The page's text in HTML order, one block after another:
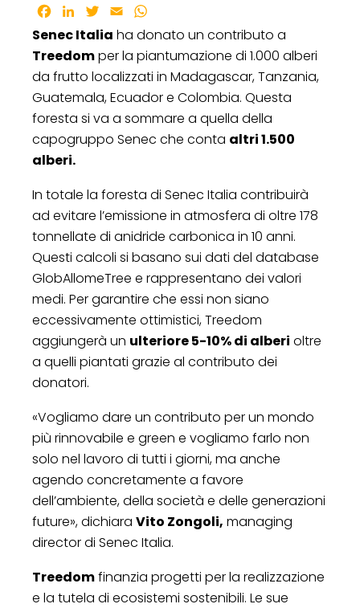
Facebook
LinkedInTwitter
Email
Senec Italia ha donato un contributo a
Treedomper la piantumazione di 1.000 alberi
da frutto localizzati in Madagascar, Tanzania,
Guatemala, Ecuador e Colombia. Questa
foresta si va a sommare a quella della
capogruppo Senec che conta altri 1.500
alberi.
In totale la foresta di Senec Italia contribuirà
ad evitare l’emissione in atmosfera di oltre 178
tonnellate di anidride carbonica in 10 anni.
Questi calcoli si basano sui dati del database
GlobAllomeTree e rappresentano dei valori
medi. Per garantire che essi non siano
eccessivamente ottimistici, Treedom
aggiungerà un ulteriore 5-10% di alberi oltre
a quelli piantati grazie al contributo dei
donatori.
«Vogliamo dare un contributo per un mondo
più rinnovabile e green e vogliamo farlo non
solo nel lavoro di tutti i giorni, ma anche
agendo concretamente a favore
dell’ambiente, della società e delle generazioni
future», dichiara Vito Zongoli, managing
director di Senec Italia.
Treedomfinanzia progetti per la realizzazione
e la tutela di ecosistemi sostenibili. Le sue